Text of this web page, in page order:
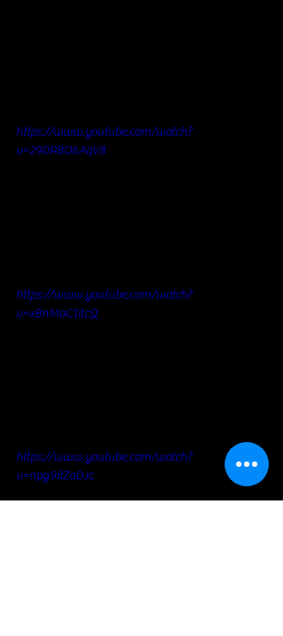
https://www.youtube.com/watch?
v=290RBO6AqV8
https://www.youtube.com/watch?
v=xBnMoC1itcQ
https://www.youtube.com/watch?
v=npg9itZoDJc